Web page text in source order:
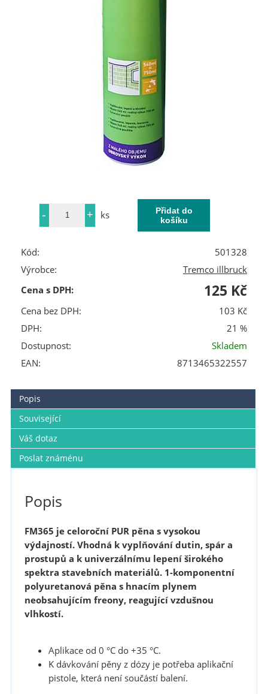
ks
Kód:
501328
Výrobce:
Tremco illbruck
Cena s DPH:
125 Kč
Cena bez DPH:
103 Kč
DPH:
21 %
Dostupnost:
Skladem
EAN:
8713465322557
Popis
Související
Váš dotaz
Poslat známénu
Popis
FM365 je celoroční PUR pěna s vysokou
výdajností. Vhodná k vyplňování dutin, spár a
prostupů a k univerzálnímu lepení širokého
spektra stavebních materiálů. 1-komponentní
polyuretanová pěna s hnacím plynem
neobsahujícím freony, reagující vzdušnou
vlhkostí.
Aplikace od 0 °C do +35 °C.
K dávkování pěny z dózy je potřeba aplikační
pistole, která není součástí balení.